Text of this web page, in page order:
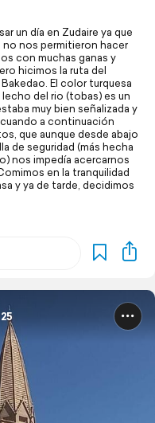
un día en Zudaire ya que
nos permitieron hacer
con muchas ganas y
hicimos la ruta del
El color turquesa
del rio (tobas) es un
muy bien señalizada y
a continuación
que aunque desde abajo
de seguridad (más hecha
nos impedía acercarnos
en la tranquilidad
y ya de tarde, decidimos